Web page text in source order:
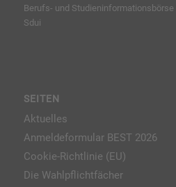
Berufs- und Studieninformationsbörse
Sdui
SEITEN
Aktuelles
Anmeldeformular BEST 2026
Cookie-Richtlinie (EU)
Die Wahlpflichtfächer